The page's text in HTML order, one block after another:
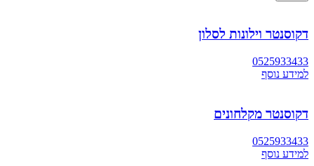
דקוסנטר וילונות לסלון
0525933433
למידע נוסף
דקוסנטר מקלחונים
0525933433
למידע נוסף